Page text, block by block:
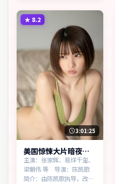
言与真相。主演以细腻表演
撑起情感层次，兼顾观赏性
与现实意义。
★ 8.2
3:01:25
美国惊悚大片暗夜回
响无广告观看
主演：张家辉、易烊千玺、
梁朝伟 等 导演：陈凯歌
简介：由陈凯歌执导，改编